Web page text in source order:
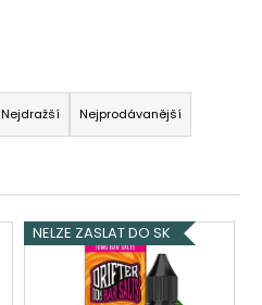
Nejdražší Nejprodávanější
NELZE ZASLAT DO SK